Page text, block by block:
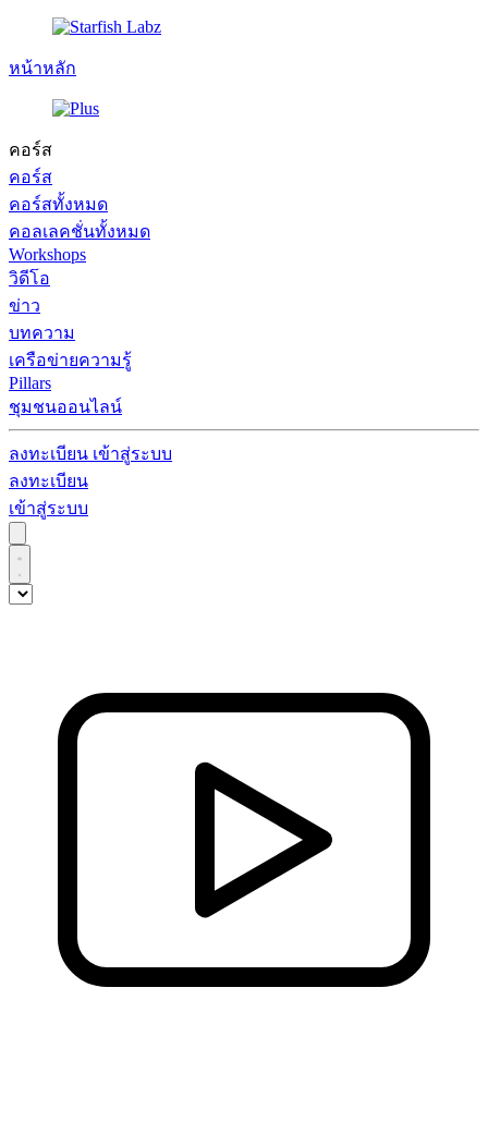
หน้าหลัก
คอร์ส
คอร์ส
คอร์สทั้งหมด
คอลเลคชั่นทั้งหมด
Workshops
วิดีโอ
ข่าว
บทความ
เครือข่ายความรู้
Pillars
ชุมชนออนไลน์
ลงทะเบียน เข้าสู่ระบบ
ลงทะเบียน
เข้าสู่ระบบ